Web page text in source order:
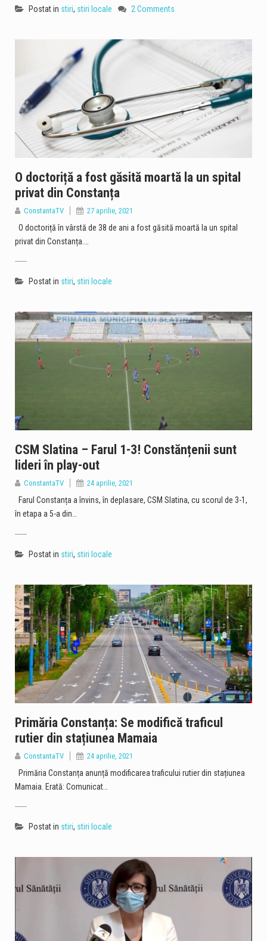
Postat in stiri, stiri locale 2 Comments
O doctoriță a fost găsită moartă la un spital
privat din Constanța
ConstantaTV 27 aprilie, 2021
O doctoriță în vârstă de 38 de ani a fost găsită moartă la un spital
privat din Constanța.…
Postat in stiri, stiri locale
CSM Slatina – Farul 1-3! Constănțenii sunt
lideri în play-out
ConstantaTV 24 aprilie, 2021
Farul Constanța a învins, în deplasare, CSM Slatina, cu scorul de 3-1,
în etapa a 5-a din…
Postat in stiri, stiri locale
Primăria Constanța: Se modifică traficul
rutier din stațiunea Mamaia
ConstantaTV 24 aprilie, 2021
Primăria Constanța anunță modificarea traficului rutier din stațiunea
Mamaia. Erată: Comunicat…
Postat in stiri, stiri locale